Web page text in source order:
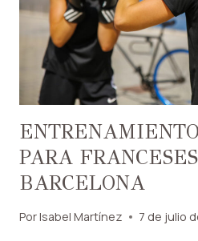
PARA
BARCELONA
PorIsabel Martínez 7 de julio